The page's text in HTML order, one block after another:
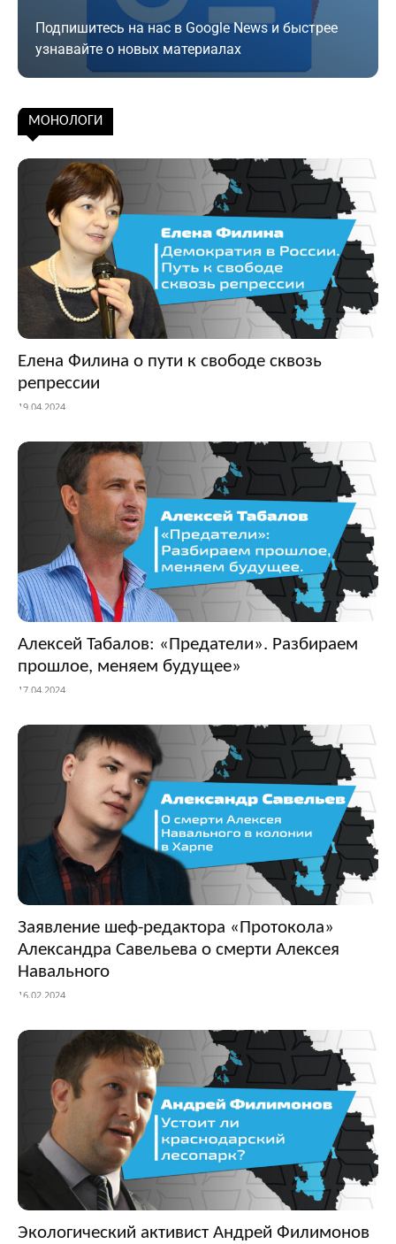
Подпишитесь на нас в Google News и быстрее
узнавайте о новых материалах
Подписаться
МОНОЛОГИ
Елена Филина о пути к свободе сквозь
репрессии
19.04.2024
Алексей Табалов: «Предатели». Разбираем
прошлое, меняем будущее»
17.04.2024
Заявление шеф-редактора «Протокола»
Александра Савельева о смерти Алексея
Навального
16.02.2024
Экологический активист Андрей Филимонов